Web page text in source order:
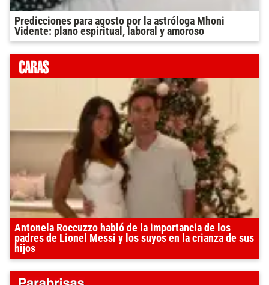
Predicciones para agosto por la astróloga Mhoni
Vidente: plano espiritual, laboral y amoroso
Antonela Roccuzzo habló de la importancia de los
padres de Lionel Messi y los suyos en la crianza de sus
hijos